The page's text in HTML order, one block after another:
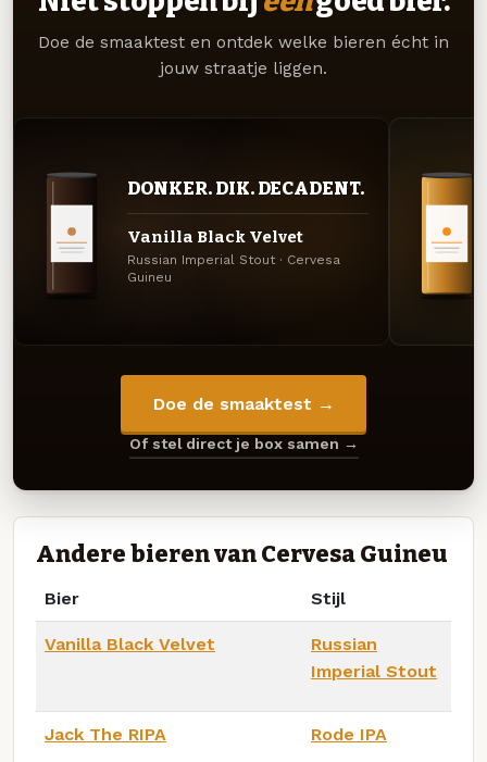
Doe de smaaktest en ontdek welke bieren écht in
jouw straatje liggen.
DONKER. DIK. DECADENT.
Vanilla Black Velvet
Russian Imperial Stout · Cervesa
Guineu
Doe de smaaktest →
Of stel direct je box samen →
Andere bieren van Cervesa Guineu
Bier Stijl
Vanilla Black Velvet
Russian
Imperial Stout
Jack The RIPA Rode IPA